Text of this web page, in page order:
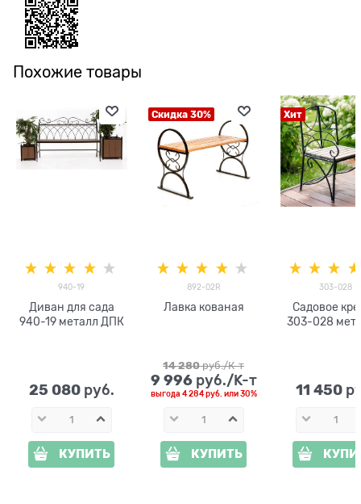
Похожие товары
940-19
Диван для сада
940-19 металл ДПК
25 080 руб.
КУПИТЬ
Скидка 30%
892-02R
Лавка кованая
14 280 руб./К-т
9 996 руб./К-т
выгода 4 284 руб. или30%
КУПИТЬ
Хит
303-028
Садовое
303-028
11 450